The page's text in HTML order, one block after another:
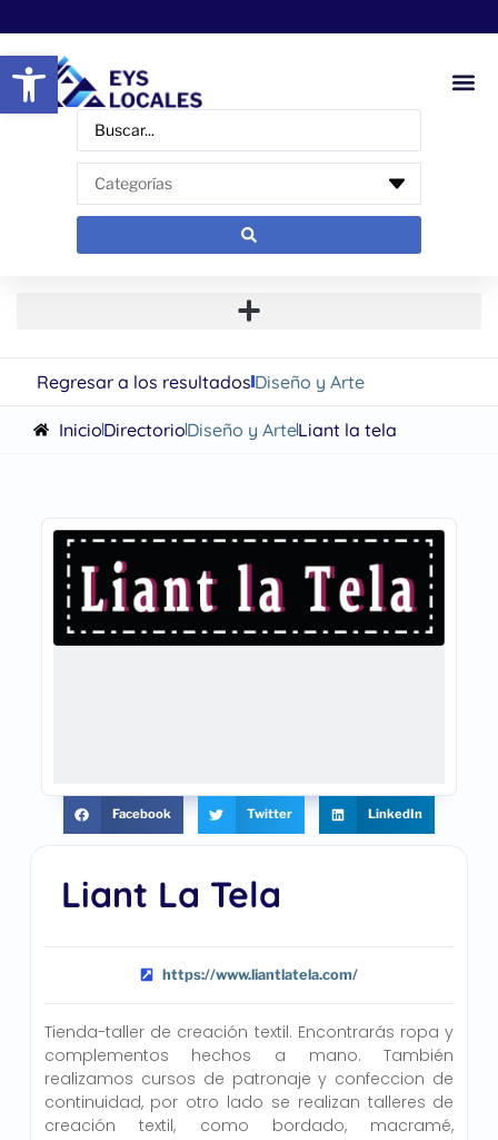
Abrir barra de herramientas
Regresar a los resultadosDiseño y Arte
InicioDirectorioDiseño y ArteLiant la tela
Liant La Tela
https://www.liantlatela.com/
Tienda-taller de creación textil. Encontrarás ropa y
complementos hechos a mano. También
realizamos cursos de patronaje y confeccion de
continuidad, por otro lado se realizan talleres de
creación textil, como bordado, macramé,
Facebook Twitter LinkedIn